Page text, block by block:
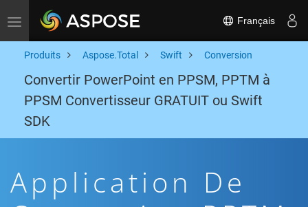
Toggle navigation Français
Produits Aspose.Total Swift Conversion
Convertir PowerPoint en PPSM, PPTM à
PPSM Convertisseur GRATUIT ou Swift
SDK
Application De